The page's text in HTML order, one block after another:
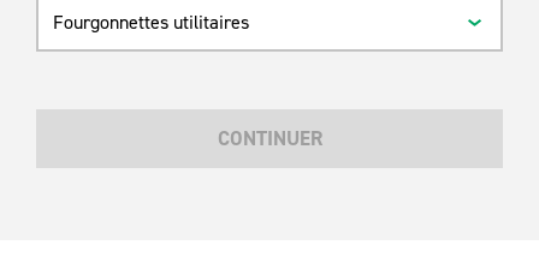
Fourgonnettes utilitaires
CONTINUER